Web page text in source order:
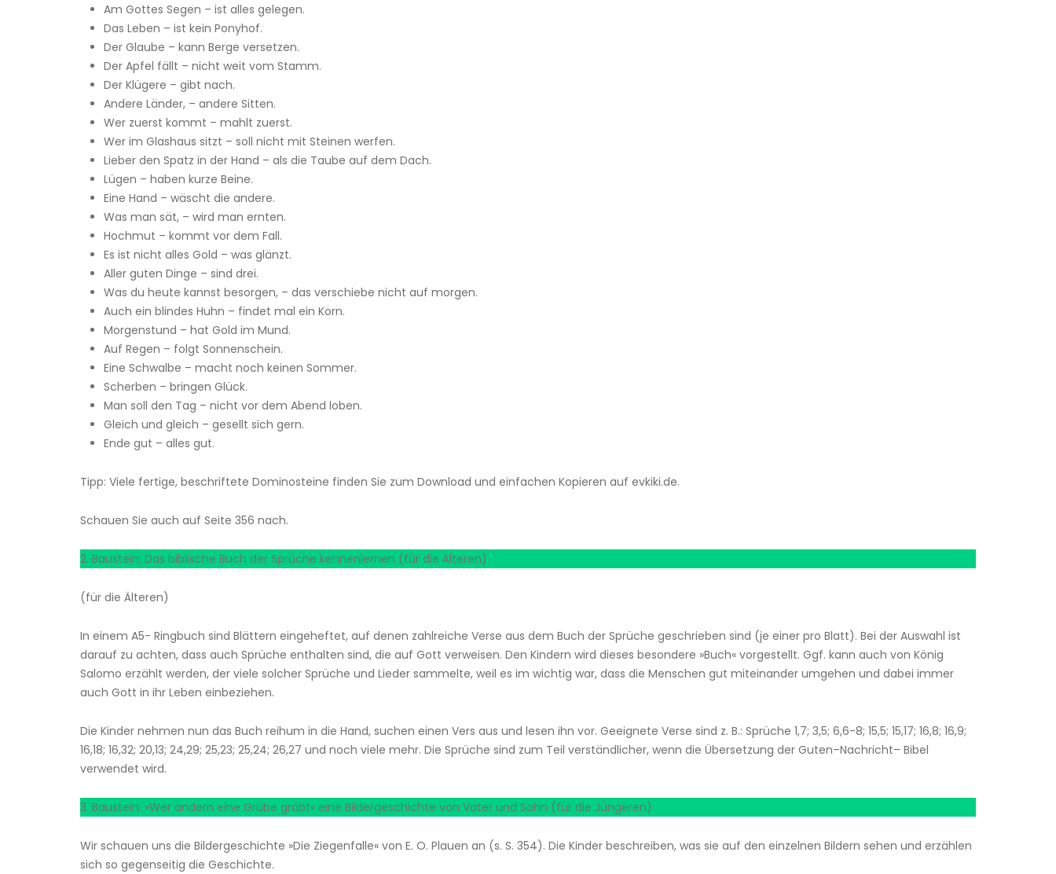
Am Gottes Segen – ist alles gelegen.
Das Leben – ist kein Ponyhof.
Der Glaube – kann Berge versetzen.
Der Apfel fällt – nicht weit vom Stamm.
Der Klügere – gibt nach.
Andere Länder, – andere Sitten.
Wer zuerst kommt – mahlt zuerst.
Wer im Glashaus sitzt – soll nicht mit Steinen werfen.
Lieber den Spatz in der Hand – als die Taube auf dem Dach.
Lügen – haben kurze Beine.
Eine Hand – wäscht die andere.
Was man sät, – wird man ernten.
Hochmut – kommt vor dem Fall.
Es ist nicht alles Gold – was glänzt.
Aller guten Dinge – sind drei.
Was du heute kannst besorgen, – das verschiebe nicht auf morgen.
Auch ein blindes Huhn – findet mal ein Korn.
Morgenstund – hat Gold im Mund.
Auf Regen – folgt Sonnenschein.
Eine Schwalbe – macht noch keinen Sommer.
Scherben – bringen Glück.
Man soll den Tag – nicht vor dem Abend loben.
Gleich und gleich – gesellt sich gern.
Ende gut – alles gut.
Tipp: Viele fertige, beschriftete Dominosteine finden Sie zum Download und einfachen Kopieren auf evkiki.de.
Schauen Sie auch auf Seite 356 nach.
2. Baustein: Das biblische Buch der Sprüche kennenlernen (für die Älteren)
(für die Älteren)
In einem A5- Ringbuch sind Blättern eingeheftet, auf denen zahlreiche Verse aus dem Buch der Sprüche geschrieben sind (je einer pro Blatt). Bei der Auswahl ist
darauf zu achten, dass auch Sprüche enthalten sind, die auf Gott verweisen. Den Kindern wird dieses besondere »Buch« vorgestellt. Ggf. kann auch von König
Salomo erzählt werden, der viele solcher Sprüche und Lieder sammelte, weil es im wichtig war, dass die Menschen gut miteinander umgehen und dabei immer
auch Gott in ihr Leben einbeziehen.
Die Kinder nehmen nun das Buch reihum in die Hand, suchen einen Vers aus und lesen ihn vor. Geeignete Verse sind z. B.: Sprüche 1,7; 3,5; 6,6-8; 15,5; 15,17; 16,8; 16,9;
16,18; 16,32; 20,13; 24,29; 25,23; 25,24; 26,27 und noch viele mehr. Die Sprüche sind zum Teil verständlicher, wenn die Übersetzung der Guten–Nachricht– Bibel
verwendet wird.
3. Baustein: »Wer andern eine Grübe gräbt« eine Bildergeschichte von Vater und Sohn (für die Jüngeren)
Wir schauen uns die Bildergeschichte »Die Ziegenfalle« von E. O. Plauen an (s. S. 354). Die Kinder beschreiben, was sie auf den einzelnen Bildern sehen und erzählen
sich so gegenseitig die Geschichte.